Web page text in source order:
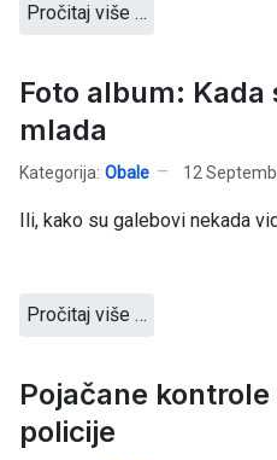
Pročitaj više …
Foto album: Kada
mlada
Kategorija: Obale 12
Ili, kako su galebovi nekada
Pročitaj više …
Pojačane
policije